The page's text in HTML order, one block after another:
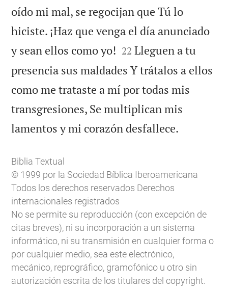
oído mi mal, se regocijan que Tú lo
hiciste. ¡Haz que venga el día anunciado
y sean ellos como yo! 

22 Lleguen a tu
presencia sus maldades Y trátalos a ellos
como me trataste a mí por todas mis
transgresiones, Se multiplican mis
lamentos y mi corazón desfallece.
Biblia Textual
© 1999 por la Sociedad Bíblica Iberoamericana
Todos los derechos reservados Derechos
internacionales registrados
No se permite su reproducción (con excepción de
citas breves), ni su incorporación a un sistema
informático, ni su transmisión en cualquier forma o
por cualquier medio, sea este electrónico,
mecánico, reprográfico, gramofónico u otro sin
autorización escrita de los titulares del copyright.